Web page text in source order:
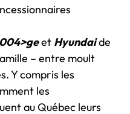
et Hyundaide
– entre moult
Y compris les
les
au Québec leurs